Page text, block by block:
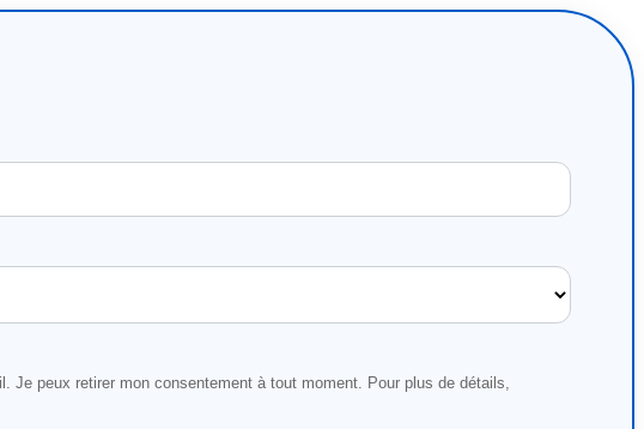
peux retirer mon consentement à tout moment. Pour plus de détails,